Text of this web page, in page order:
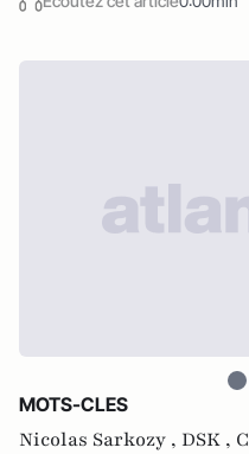
MOTS-CLES
Nicolas Sarkozy , DSK ,